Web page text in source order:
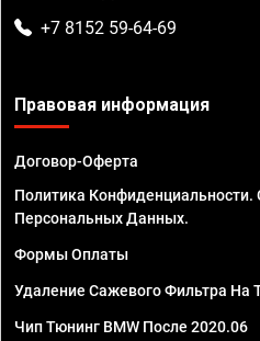
+7 8152 59-64-69
Правовая информация
Договор-Оферта
Политика Конфиденциальности.
Персональных Данных.
Формы Оплаты
Удаление Сажевого Фильтра На
Чип Тюнинг BMW После 2020.06